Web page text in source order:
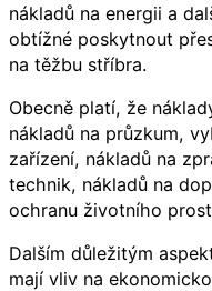
nákladů na energii a
obtížné poskytnout
na těžbu stříbra.
Obecně platí, že
nákladů na průzkum,
zařízení, nákladů na
technik, nákladů na
ochranu životního
Dalším důležitým
mají vliv na